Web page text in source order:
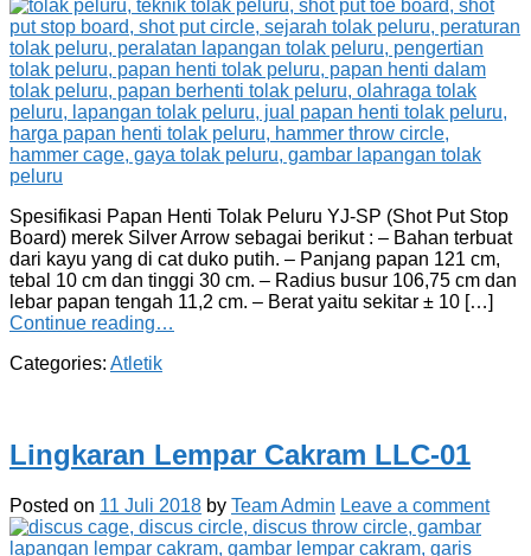
Spesifikasi Papan Henti Tolak Peluru YJ-SP (Shot Put Stop
Board) merek Silver Arrow sebagai berikut : – Bahan terbuat
dari kayu yang di cat duko putih. – Panjang papan 121 cm,
tebal 10 cm dan tinggi 30 cm. – Radius busur 106,75 cm dan
lebar papan tengah 11,2 cm. – Berat yaitu sekitar ± 10 […]
Continue reading…
Categories: Atletik
Lingkaran Lempar Cakram LLC-01
Posted on 11 Juli 2018 by Team Admin Leave a comment